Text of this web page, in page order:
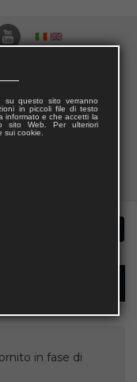
in fase di
su questo sito verranno
in piccoli file di testo
informato e che accetti la
sito Web. Per ulteriori
sui cookie.